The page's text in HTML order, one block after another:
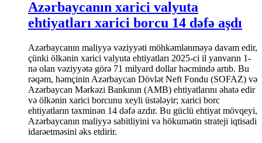
Azərbaycanın xarici valyuta
ehtiyatları xarici borcu 14 dəfə aşdı
Azərbaycanın maliyyə vəziyyəti möhkəmlənməyə davam edir,
çünki ölkənin xarici valyuta ehtiyatları 2025-ci il yanvarın 1-
nə olan vəziyyətə görə 71 milyard dollar həcmində artıb. Bu
rəqəm, həmçinin Azərbaycan Dövlət Neft Fondu (SOFAZ) və
Azərbaycan Mərkəzi Bankının (AMB) ehtiyatlarını əhatə edir
və ölkənin xarici borcunu xeyli üstələyir; xarici borc
ehtiyatların təxminən 14 dəfə azdır. Bu güclü ehtiyat mövqeyi,
Azərbaycanın maliyyə sabitliyini və hökumətin strateji iqtisadi
idarəetməsini əks etdirir.